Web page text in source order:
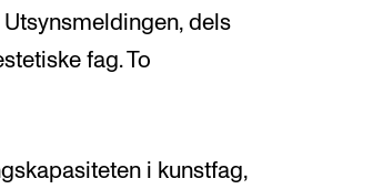
dels
fag. To
i kunstfag,